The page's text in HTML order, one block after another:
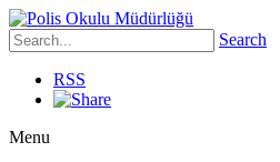
Search
RSS
Menu